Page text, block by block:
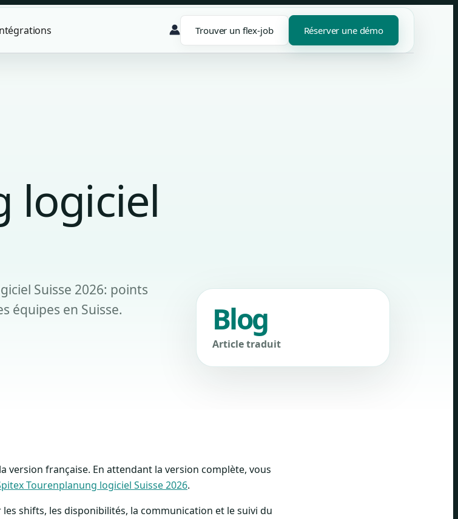
Trouver un flex-job Réserver une démo
logiciel
Suisse 2026: points
équipes en Suisse.
Blog
Article traduit
version française. En attendant la version complète, vous
Tourenplanung logiciel Suisse 2026.
shifts, les disponibilités, la communication et le suivi du